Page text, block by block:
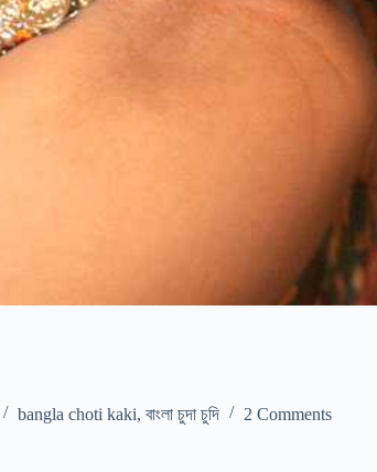
bangla choti kaki, বাংলা চুদা চুদি 2 Comments